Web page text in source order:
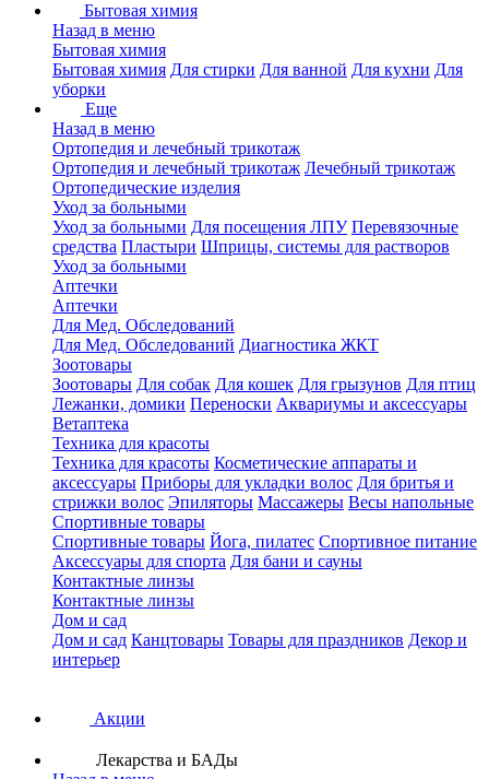
Бытовая химия
Назад в меню
Бытовая химия
Бытовая химия Для стирки Для ванной Для кухни Для
уборки
Еще
Назад в меню
Ортопедия и лечебный трикотаж
Ортопедия и лечебный трикотаж Лечебный трикотаж
Ортопедические изделия
Уход за больными
Уход за больными Для посещения ЛПУ Перевязочные
средства Пластыри Шприцы, системы для растворов
Уход за больными
Аптечки
Аптечки
Для Мед. Обследований
Для Мед. Обследований Диагностика ЖКТ
Зоотовары
Зоотовары Для собак Для кошек Для грызунов Для птиц
Лежанки, домики Переноски Аквариумы и аксессуары
Ветаптека
Техника для красоты
Техника для красоты Косметические аппараты и
аксессуары Приборы для укладки волос Для бритья и
стрижки волос Эпиляторы Массажеры Весы напольные
Спортивные товары
Спортивные товары Йога, пилатес Спортивное питание
Аксессуары для спорта Для бани и сауны
Контактные линзы
Контактные линзы
Дом и сад
Дом и сад Канцтовары Товары для праздников Декор и
интерьер
Акции
Лекарства и БАДы